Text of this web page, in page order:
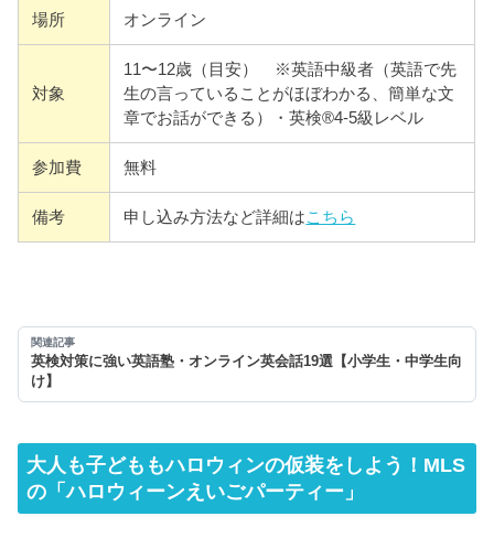
場所 オンライン
対象
11〜12歳（目安） ※英語中級者（英語で先
生の言っていることがほぼわかる、簡単な文
章でお話ができる）・英検®︎4-5級レベル
参加費 無料
備考 申し込み方法など詳細はこちら
関連記事
英検対策に強い英語塾・オンライン英会話19選【小学生・中学生向
け】
大人も子どももハロウィンの仮装をしよう！MLS
の「ハロウィーンえいごパーティー」